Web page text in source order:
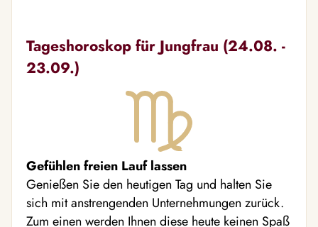
Tageshoroskop für Jungfrau (24.08. -
23.09.)
Gefühlen freien Lauf lassen
Genießen Sie den heutigen Tag und halten Sie
sich mit anstrengenden Unternehmungen zurück.
Zum einen werden Ihnen diese heute keinen Spaß